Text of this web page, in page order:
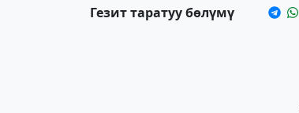
Гезит таратуу бөлүмү